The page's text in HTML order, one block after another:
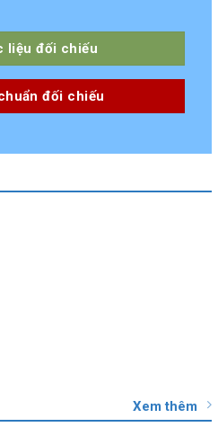
liệu đối chiếu
đối chiếu
Xem thêm